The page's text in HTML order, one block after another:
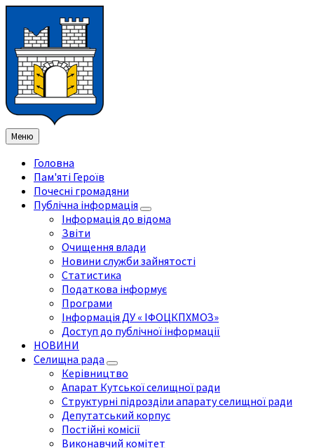
змісту
ліву
бічну
панель
праву
бічну
панель
нижнього
колонтитула
Меню
Головна
Пам'яті Героїв
Почесні громадяни
Публічна інформація
Інформація до відома
Звіти
Очищення влади
Новини служби зайнятості
Статистика
Податкова інформує
Програми
Інформація ДУ « ІФОЦКПХМОЗ»
Доступ до публічної інформації
НОВИНИ
Селищна рада
Керівництво
Апарат Кутської селищної ради
Структурні підрозділи апарату селищної ради
Депутатський корпус
Постійні комісії
Виконавчий комітет